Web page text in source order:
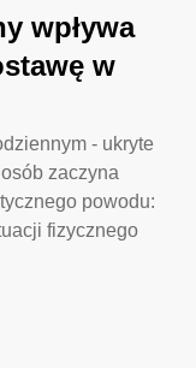
wpływa
w
- ukryte
zaczyna
powodu:
fizycznego